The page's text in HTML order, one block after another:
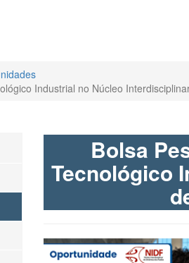
Industrial no Núcleo
Bolsa
Tecnológico